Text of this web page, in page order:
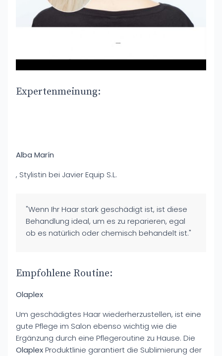
Expertenmeinung:
Alba Marín
, Stylistin bei Javier Equip S.L.
"Wenn Ihr Haar stark geschädigt ist, ist diese
Behandlung ideal, um es zu reparieren, egal
ob es natürlich oder chemisch behandelt ist."
Empfohlene Routine:
Olaplex
Um geschädigtes Haar wiederherzustellen, ist eine
gute Pflege im Salon ebenso wichtig wie die
Ergänzung durch eine Pflegeroutine zu Hause. Die
OlaplexProduktlinie garantiert die Sublimierung der